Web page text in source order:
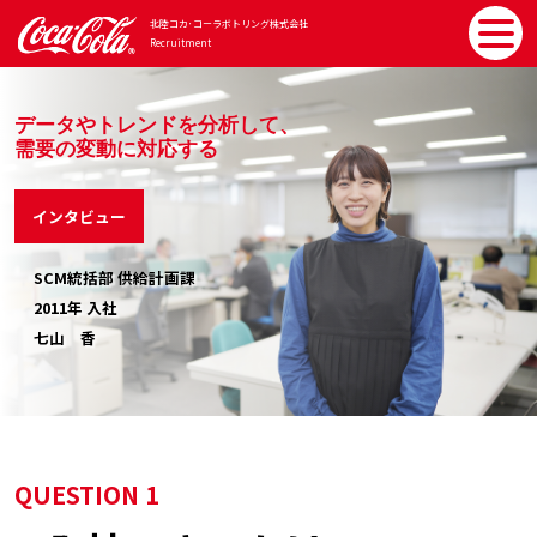
北陸コカ･コーラボトリング株式会社
Recruitment
データやトレンドを分析して、
需要の変動に対応する
インタビュー
SCM統括部 供給計画課
2011年 入社
七山 香
QUESTION 1